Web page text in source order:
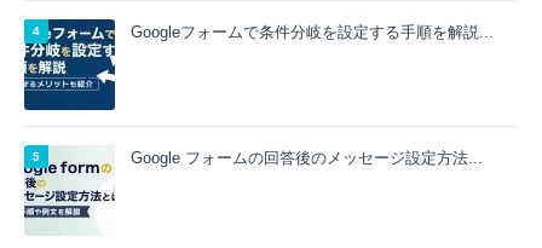
Googleフォームで条件分岐を設定する手順を解説...
Google フォームの回答後のメッセージ設定方法...